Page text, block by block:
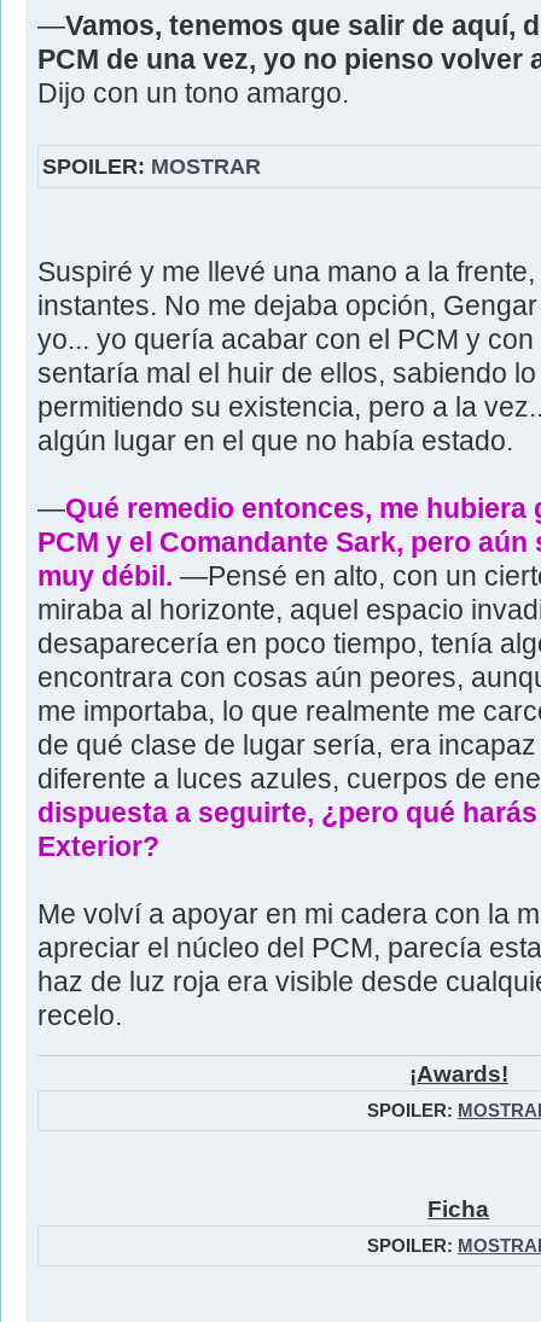
—Vamos, tenemos que salir de aquí,
PCM de una vez, yo no pienso volver
Dijo con un tono amargo.
SPOILER: MOSTRAR
Suspiré y me llevé una mano a la
instantes. No me dejaba opción,
yo... yo quería acabar con el PCM y
sentaría mal el huir de ellos, sabiendo
permitiendo su existencia, pero a la
algún lugar en el que no había estado.
—Qué remedio entonces, me
PCM y el Comandante Sark, pero
muy débil. —Pensé en alto, con un
miraba al horizonte, aquel espacio
desaparecería en poco tiempo, tenía
encontrara con cosas aún peores,
me importaba, lo que realmente me
de qué clase de lugar sería, era
diferente a luces azules, cuerpos de
dispuesta a seguirte, ¿pero qué
Exterior?
Me volví a apoyar en mi cadera con la
apreciar el núcleo del PCM, parecía
haz de luz roja era visible desde
recelo.
¡Awards!
SPOILER:
Ficha
SPOILER: